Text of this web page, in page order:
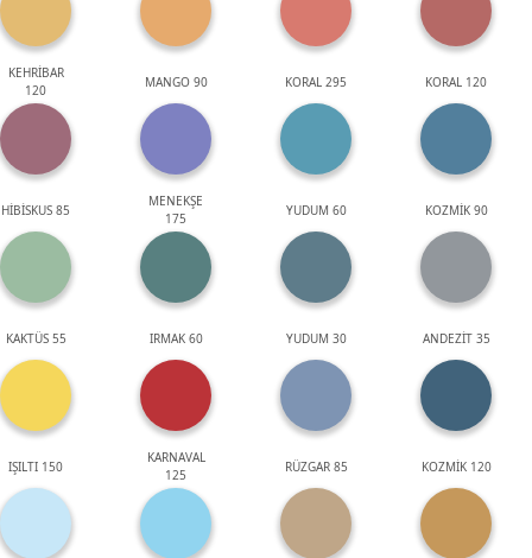
KEHRİBAR
120
MANGO 90 KORAL 295 KORAL 120
HİBİSKUS 85
MENEKŞE
175
YUDUM 60 KOZMİK 90
KAKTÜS 55 IRMAK 60 YUDUM 30 ANDEZİT 35
IŞILTI 150
KARNAVAL
125
RÜZGAR 85 KOZMİK 120